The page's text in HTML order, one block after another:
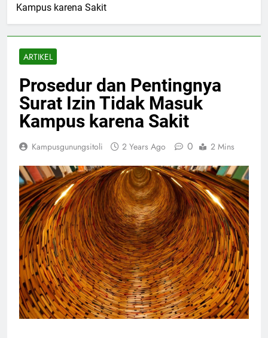
Kampus karena Sakit
ARTIKEL
Prosedur dan Pentingnya
Surat Izin Tidak Masuk
Kampus karena Sakit
Kampusgunungsitoli 2 Years Ago 0 2 Mins